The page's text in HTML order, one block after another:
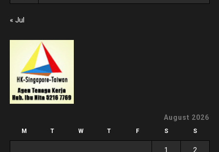
« Jul
August 2026
M T W T F S S
1 2